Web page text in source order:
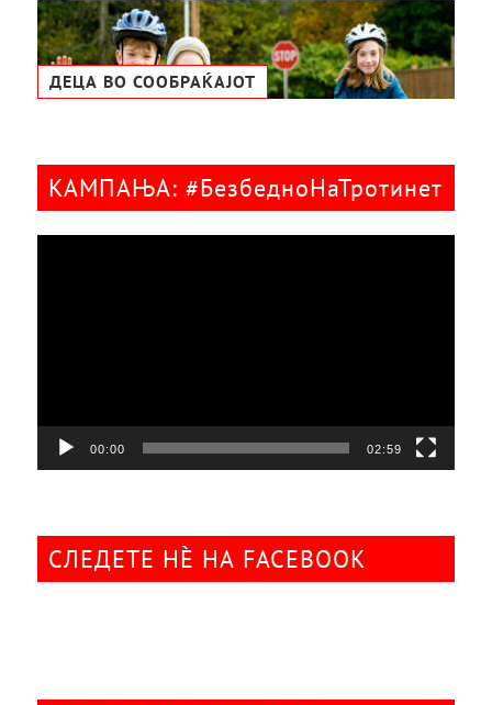
ДЕЦА ВО СООБРАЌАЈОТ
КАМПАЊА: #БезбедноНаТротинет
00:00 02:59
СЛЕДЕТЕ НÈ НА FACEBOOK